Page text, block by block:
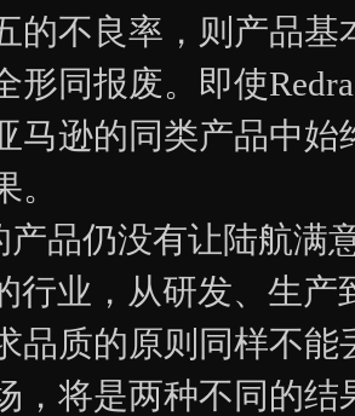
的不良率，则产品
形同报废。即使
马逊的同类产品中
品仍没有让陆航满
行业，从研发、生
品质的原则同样不
，将是两种不同的